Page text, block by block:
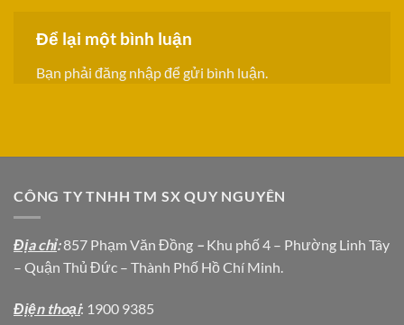
Để lại một bình luận
Bạn phải đăng nhậpđể gửi bình luận.
CÔNG TY TNHH TM SX QUY NGUYÊN
Địa chỉ:857 Phạm Văn Đồng – Khu phố 4 – Phường Linh Tây
– Quận Thủ Đức – Thành Phố Hồ Chí Minh.
Địện thoại: 1900 9385